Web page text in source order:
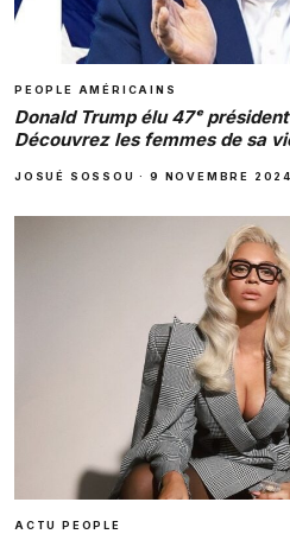
PEOPLE AMÉRICAINS
Donald Trump élu 47ᵉ
Découvrez les femmes de sa
JOSUÉ SOSSOU ·9 NOVEMBRE 2024
ACTU PEOPLE